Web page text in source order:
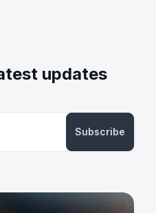
updates
Subscribe